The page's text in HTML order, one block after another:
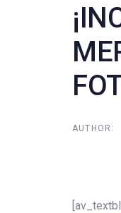
AUTHOR: